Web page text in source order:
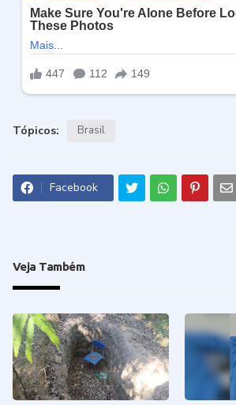
Tópicos: Brasil
Facebook
Veja Também